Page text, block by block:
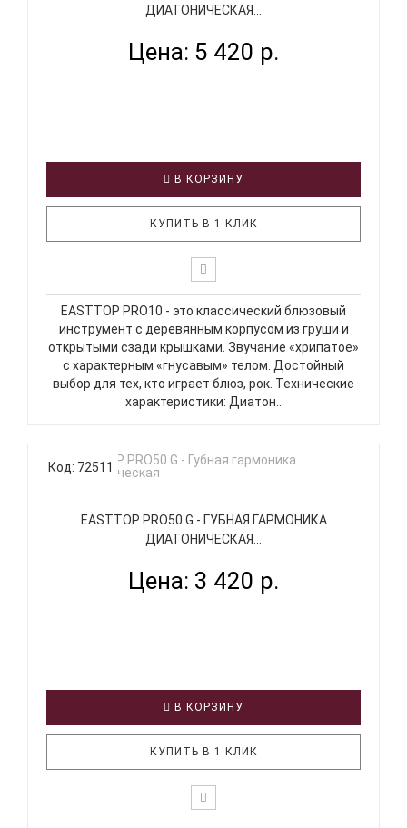
ДИАТОНИЧЕСКАЯ...
Цена: 5 420 р.
В КОРЗИНУ
КУПИТЬ В 1 КЛИК
EASTTOP PRO10 - это классический блюзовый
инструмент с деревянным корпусом из груши и
открытыми сзади крышками. Звучание «хрипатое»
с характерным «гнусавым» телом. Достойный
выбор для тех, кто играет блюз, рок. Технические
характеристики: Диатон..
Код: 72511
EASTTOP PRO50 G - ГУБНАЯ ГАРМОНИКА
ДИАТОНИЧЕСКАЯ...
Цена: 3 420 р.
В КОРЗИНУ
КУПИТЬ В 1 КЛИК